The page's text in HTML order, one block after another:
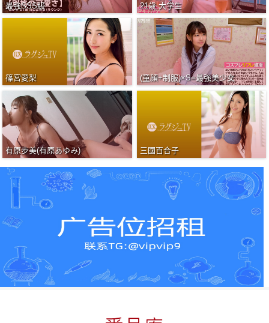
最強SSS級 21歳 大学生
篠宮愛梨 (童顔+制服)×S=最強美少女
有原步美(有原あゆみ) 三國百合子